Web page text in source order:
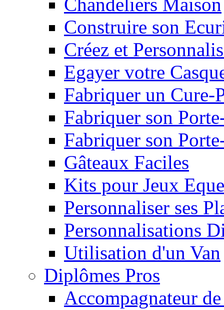
Construire son
Créez et
Egayer votre
Fabriquer un Cure-
Fabriquer son
Fabriquer son
Gâteaux Faciles
Kits pour Jeux
Personnaliser ses
Personnalisations
Utilisation d'un Van
Diplômes Pros
Accompagnateur